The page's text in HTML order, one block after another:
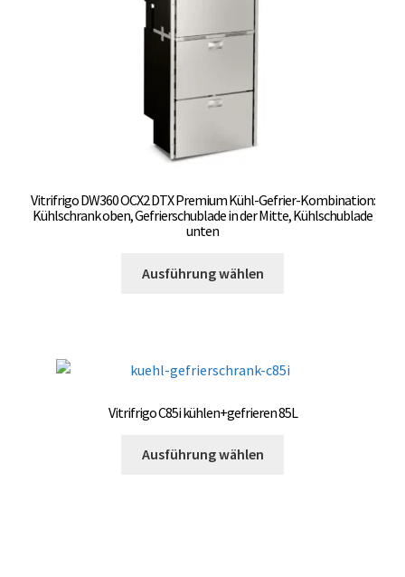
Vitrifrigo DW360 OCX2 DTX Premium Kühl-Gefrier-Kombination:
Kühlschrank oben, Gefrierschublade in der Mitte, Kühlschublade
unten
Ausführung wählen
auf.
Optionen
Vitrifrigo C85i kühlen+gefrieren 85L
Ausführung wählen